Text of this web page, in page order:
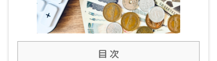
目 次